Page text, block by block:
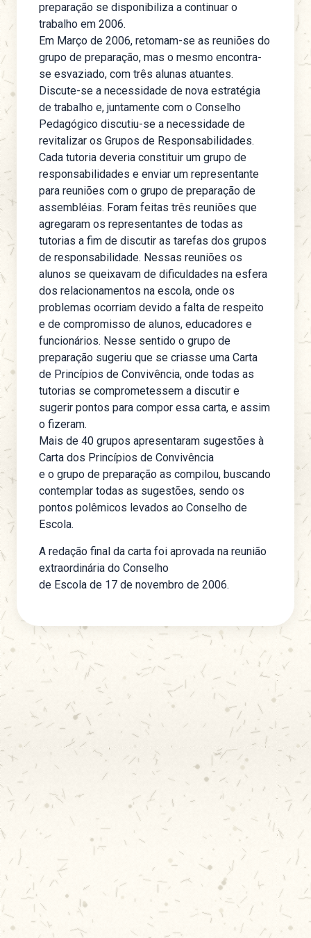
preparação se disponibiliza a continuar o
trabalho em 2006.
Em Março de 2006, retomam-se as reuniões do
grupo de preparação, mas o mesmo encontra-
se esvaziado, com três alunas atuantes.
Discute-se a necessidade de nova estratégia
de trabalho e, juntamente com o Conselho
Pedagógico discutiu-se a necessidade de
revitalizar os Grupos de Responsabilidades.
Cada tutoria deveria constituir um grupo de
responsabilidades e enviar um representante
para reuniões com o grupo de preparação de
assembléias. Foram feitas três reuniões que
agregaram os representantes de todas as
tutorias a fim de discutir as tarefas dos grupos
de responsabilidade. Nessas reuniões os
alunos se queixavam de dificuldades na esfera
dos relacionamentos na escola, onde os
problemas ocorriam devido a falta de respeito
e de compromisso de alunos, educadores e
funcionários. Nesse sentido o grupo de
preparação sugeriu que se criasse uma Carta
de Princípios de Convivência, onde todas as
tutorias se comprometessem a discutir e
sugerir pontos para compor essa carta, e assim
o fizeram.
Mais de 40 grupos apresentaram sugestões à
Carta dos Princípios de Convivência
e o grupo de preparação as compilou, buscando
contemplar todas as sugestões, sendo os
pontos polêmicos levados ao Conselho de
Escola.
A redação final da carta foi aprovada na reunião
extraordinária do Conselho
de Escola de 17 de novembro de 2006.